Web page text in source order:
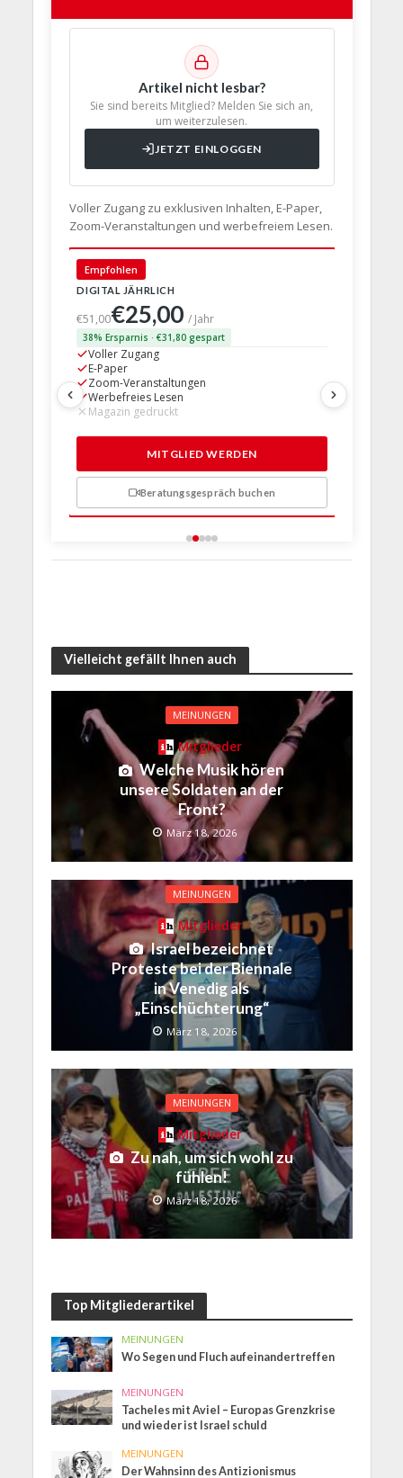
Artikel nicht lesbar?
Sie sind bereits Mitglied? Melden Sie sich an,
um weiterzulesen.
JETZT EINLOGGEN
Voller Zugang zu exklusiven Inhalten, E-Paper,
Zoom-Veranstaltungen und werbefreiem Lesen.
Empfohlen
DIGITAL JÄHRLICH
€51,00€25,00/ Jahr
38% Ersparnis · €31,80 gespart
Voller Zugang
E-Paper
Zoom-Veranstaltungen
Werbefreies Lesen
Magazin gedruckt
MITGLIED WERDEN
Beratungsgespräch buchen
Vielleicht gefällt Ihnen auch
MEINUNGEN
Mitglieder
Welche Musik hören
unsere Soldaten an der
Front?
März 18, 2026
MEINUNGEN
Mitglieder
Israel bezeichnet
Proteste bei der Biennale
in Venedig als
„Einschüchterung“
März 18, 2026
MEINUNGEN
Mitglieder
Zu nah, um sich wohl zu
fühlen!
März 18, 2026
Top Mitgliederartikel
MEINUNGEN
Wo Segen und Fluch aufeinandertreffen
MEINUNGEN
Tacheles mit Aviel – Europas Grenzkrise
und wieder ist Israel schuld
MEINUNGEN
Der Wahnsinn des Antizionismus